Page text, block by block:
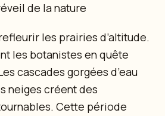
de la nature
les prairies d’altitude.
les botanistes en quête
cascades gorgées d’eau
neiges créent des
Cette période